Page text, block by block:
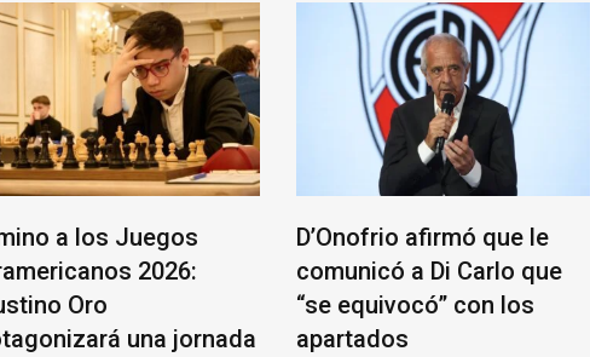
a los Juegos
2026:
Oro
una jornada
D’Onofrio afirmó que le
comunicó a Di Carlo que
“se equivocó” con los
apartados